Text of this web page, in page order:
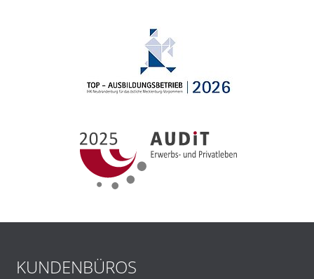
KUNDENBÜROS